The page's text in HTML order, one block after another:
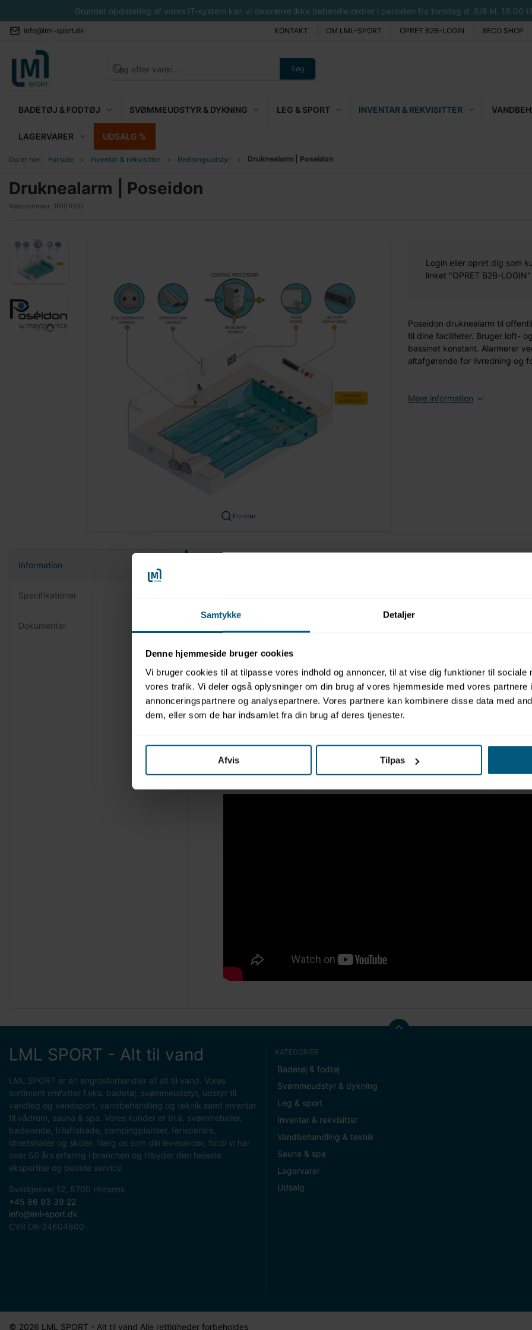
Samtykke Detaljer
Denne hjemmeside bruger cookies
Vi bruger cookies til at tilpasse vores indhold og annoncer, til at vise dig funktioner til sociale
vores trafik. Vi deler også oplysninger om din brug af vores hjemmeside med vores partnere
annonceringspartnere og analysepartnere. Vores partnere kan kombinere disse data med
dem, eller som de har indsamlet fra din brug af deres tjenester.
Afvis Tilpas
Grundet opdatering af vores IT-system kan vi desværre ikke behandle ordrer i perioden fra torsdag d. 6/8 kl. 16.00
info@lml-sport.dk KONTAKT OM LML-SPORT OPRET B2B-LOGIN BECO SHOP
Søg
BADETØJ & FODTØJ SVØMMEUDSTYR & DYKNING LEG & SPORT INVENTAR & REKVISITTER
LAGERVARER UDSALG %
Du er her: Forside Inventar & rekvisitter Redningsudstyr Druknealarm | Poseidon
Druknealarm | Poseidon
Varenummer: 16151000
Forstør
Login eller opret dig som
linket "OPRET B2B-
Poseidon druknealarm til
til dine faciliteter. Bruger loft-
bassinet konstant. Alarmerer
altafgørende for livredning og
Mere information
Information
Specifikationer
Dokumenter
Kan bruges i alle bassiner – f.eks. i svømmehaller, badelande, feriecentre
Helt unikt system – det eneste af sin slags i verden, som kan kombinere
Skræddersyet til netop dine bassiner og behov
Overvåger konstant hele bassinet
Alarmerer med sirene og lyssignal efter 10 sekunder – hurtig reaktion er
Viser placering på den potentielle drukning og tid
Helikopterudsigt og klart overblik over bassinet
Ved pools med dybde på max. 2,5 meter: Overvåger bassinet ved hjælp
Ved pools med dybde på over 2,5 meter: Overvåger bassinet ved hjælp
Poseidon druknealarm erstatter ikke livreddere, men er et værktøj til
LML SPORT - Alt til vand
LML SPORT er en engrosforhandler af alt til vand. Vores
sortiment omfatter f.eks. badetøj, svømmeudstyr, udstyr til
vandleg og vandsport, vandbehandling og teknik samt inventar
til vådrum, sauna & spa. Vores kunder er bl.a. svømmehaller,
badelande, friluftsbade, campingpladser, feriecentre,
idrætshaller og skoler. Vælg os som din leverandør, fordi vi har
over 50 års erfaring i branchen og tilbyder den højeste
ekspertise og bedste service.
Sverigesvej 12, 8700 Horsens
+45 86 93 39 22
info@lml-sport.dk
CVR DK-34604800
KATEGORIER
Badetøj & fodtøj
Svømmeudstyr & dykning
Leg & sport
Inventar & rekvisitter
Vandbehandling & teknik
Sauna & spa
Lagervarer
Udsalg
© 2026 LML SPORT - Alt til vand Alle rettigheder forbeholdes